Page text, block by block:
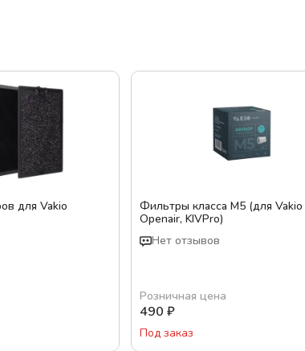
для Vakio
Фильтры класса M5 (для Vakio
Openair, KIVPro)
Нет отзывов
Розничная цена
490 ₽
Под заказ